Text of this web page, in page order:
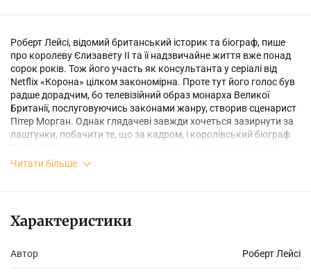
Роберт Лейсі, відомий британський історик та біограф, пише
про королеву Єлизавету II та її надзвичайне життя вже понад
сорок років. Тож його участь як консультанта у серіалі від
Netflix «Корона» цілком закономірна. Проте тут його голос був
радше дорадчим, бо телевізійний образ монарха Великої
Британії, послуговуючись законами жанру, створив сценарист
Пітер Морган. Однак глядачеві завжди хочеться зазирнути за
лаштунки, побачити те, що за кадром, і королівський біограф
«Корона: історія із серця подій», в якому додає до подій серіалу
початку життя згодом підпорядковуються лише обов’язку.
Єлизавета Маунтбеттен й подумати не могла, що батько помре
зійти на трон, щоб правити найбільшою світовою імперією за
доби великих суспільних, культурних і політичних змін. На час
Читати більше
Характеристики
Автор Роберт Лейсі